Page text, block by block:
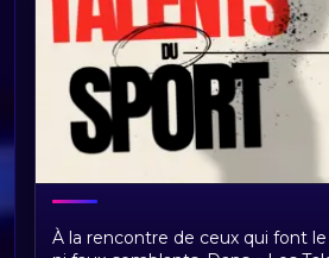
Les talents du sport
À la rencontre de ceux qui font